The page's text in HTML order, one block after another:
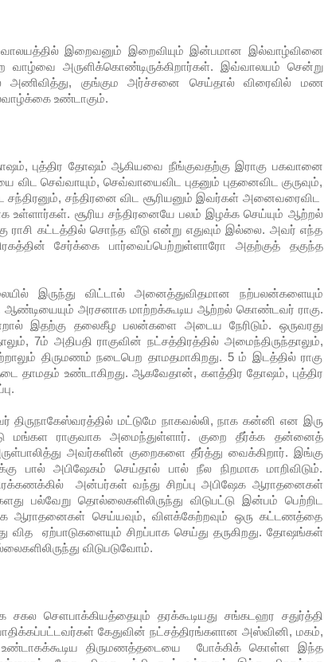
இறைவனும் இறைவியும் இன்பமான இல்வாழ்வினை
வாழ்வை அருளிக்கொண்டிருக்கிறார்கள். இவ்வாலயம் சென்று
அணிவித்து, குங்கும அர்ச்சனை செய்தால் விரைவில் மண
உண்டாகும்.
புத்திர தோஷம் ஆகியவை நீங்குவதற்கு இராகு பகவானை
விட செவ்வாயும், செவ்வாயைவிட புதனும் புதனைவிட குருவும்,
சந்திரனும், சந்திரனை விட சூரியனும் இவர்கள் அனைவரைவிட
உள்ளார்கள். சூரிய சந்திரனையே பலம் இழக்க செய்யும் ஆற்றல்
ராசி கட்டத்தில் சொந்த வீடு என்று எதுவும் இல்லை. அவர் எந்த
சேர்க்கை பார்வைப்பெற்றுள்ளாரோ அதற்குத் தகுந்த
இருந்து விட்டால் அனைத்துவிதமான நற்பலன்களையும்
ஆண்டியையும் அரசனாக மாற்றக்கூடிய ஆற்றல் கொண்டவர் ராகு.
இதற்கு தலைகீழ பலன்களை அடைய நேரிடும். ஒருவரது
7ம் அதிபதி ராகுவின் நட்சத்திரத்தில் அமைந்திருந்தாலும்,
திருமணம் நடைபெற தாமதமாகிறது. 5 ம் இடத்தில் ராகு
தாமதம் உண்டாகிறது. ஆகவேதான், களத்திர தோஷம், புத்திர
திருநாகேஸ்வரத்தில் மட்டுமே நாகவல்லி, நாக கன்னி என இரு
மங்கள ராகுவாக அமைந்துள்ளார். குறை தீர்க்க தன்னைத்
அவர்களின் குறைகளை தீர்த்து வைக்கிறார். இங்கு
பால் அபிஷேகம் செய்தால் பால் நீல நிறமாக மாறிவிடும்.
அன்பர்கள் வந்து சிறப்பு அபிஷேக ஆராதனைகள்
பல்வேறு தொல்லைகளிலிருந்து விடுபட்டு இன்பம் பெற்றிட
ஆராதனைகள் செய்யவும், விளக்கேற்றவும் ஒரு கட்டணத்தை
ஏற்பாடுகளையும் சிறப்பாக செய்து தருகிறது. தோஷங்கள்
விடுபடுவோம்.
சௌபாக்கியத்தையும் தரக்கூடியது சங்கடஹர சதுர்த்தி
பாதிக்கப்பட்டவர்கள் கேதுவின் நட்சத்திரங்களான அஸ்வினி, மகம்,
உண்டாகக்கூடிய திருமணத்தடையை போக்கிக் கொள்ள இந்த